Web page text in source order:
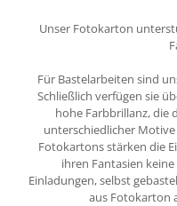
Unser Fotokarton
Für Bastelarbeiten sind
Schließlich verfügen sie
hohe Farbbrillanz, die
unterschiedlicher
Fotokartons stärken die
ihren Fantasien
Einladungen, selbst
aus Fotokarton